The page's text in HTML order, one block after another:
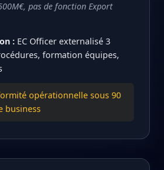
pas de fonction Export
:EC Officer externalisé 3
formation équipes,
opérationnelle sous 90
business